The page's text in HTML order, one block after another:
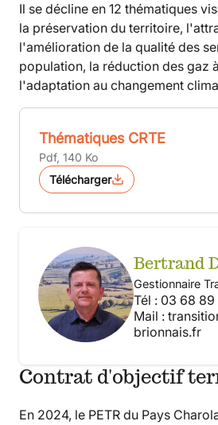
Il se décline en 12 thématiques
la préservation du territoire,
l'amélioration de la qualité des
population, la réduction des gaz
l'adaptation au changement
Thématiques CRTE
Pdf, 140 Ko
Télécharger
Bertrand
Gestionnaire
Tél : 03 68 89
Mail :
brionnais.fr
Contrat d'objectif
En 2024, le PETR du Pays